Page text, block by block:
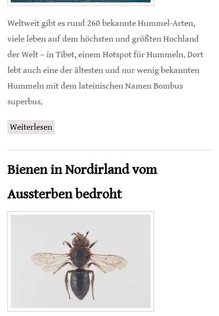
Weltweit gibt es rund 260 bekannte Hummel-Arten,
viele leben auf dem höchsten und größten Hochland
der Welt – in Tibet, einem Hotspot für Hummeln. Dort
lebt auch eine der ältesten und nur wenig bekannten
Hummeln mit dem lateinischen Namen Bombus
superbus.
Weiterlesen
Bienen in Nordirland vom
Aussterben bedroht